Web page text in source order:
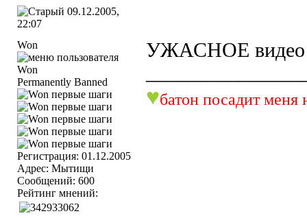
09.12.2005,
22:07
Won
Permanently Banned
Регистрация: 01.12.2005
Адрес: Мытищи
Сообщений: 600
Рейтинг мнений:
УЖАСНОЕ
♥батон посадит меня